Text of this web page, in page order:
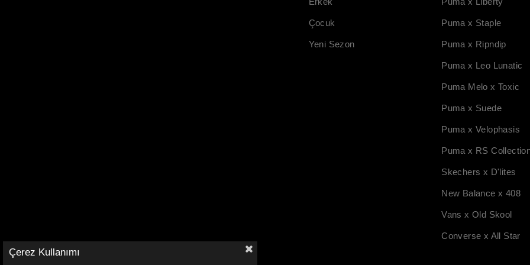
Çocuk
Yeni Sezon
Puma x Staple
Puma x Ripndip
Puma x Leo Lunatic
Puma Melo x Toxic
Puma x Suede
Puma x Velophasis
Puma x RS
Skechers x D'lites
New Balance x 408
Vans x Old Skool
Converse x All Star
Çerez Kullanımı